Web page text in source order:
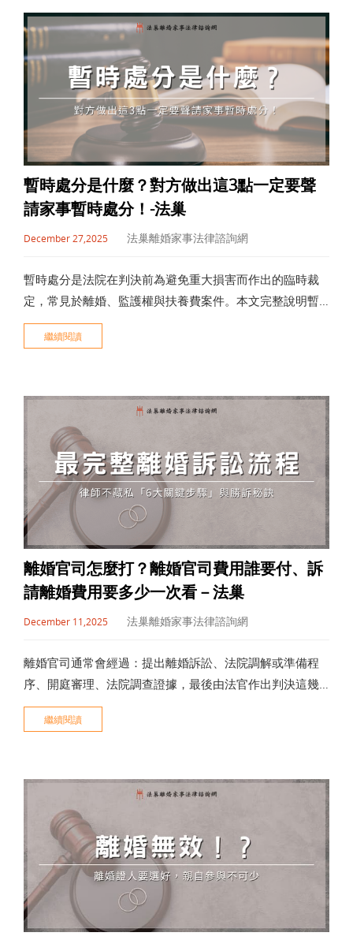
暫時處分是什麼？對方做出這3點一定要聲
請家事暫時處分！-法巢
December 27,2025 法巢離婚家事法律諮詢網
暫時處分是法院在判決前為避免重大損害而作出的臨時裁
定，常見於離婚、監護權與扶養費案件。本文完整說明暫
時處分的定義、聲請時機、流程、要件、被駁回原因與是
否影響本案判決，協助您在緊急狀況下正確判斷是否需要
繼續閱讀
離婚官司怎麼打？離婚官司費用誰要付、訴
請離婚費用要多少一次看－法巢
December 11,2025 法巢離婚家事法律諮詢網
離婚官司通常會經過：提出離婚訴訟、法院調解或準備程
序、開庭審理、法院調查證據，最後由法官作出判決這幾
個步驟，通常需約半年到一年，視個案情況而有不同。
繼續閱讀